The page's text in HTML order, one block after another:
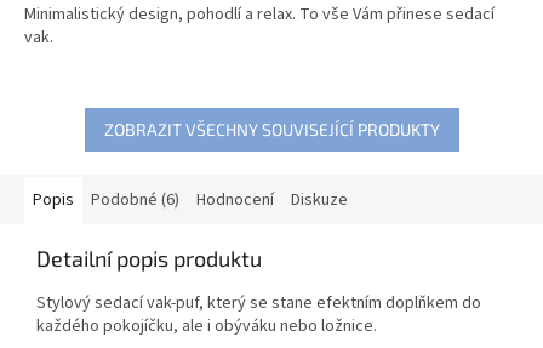
Minimalistický design, pohodlí a relax. To vše Vám přinese sedací
vak.
ZOBRAZIT VŠECHNY SOUVISEJÍCÍ PRODUKTY
Popis Podobné (6) Hodnocení Diskuze
Detailní popis produktu
Stylový sedací vak-puf, který se stane efektním doplňkem do
každého pokojíčku, ale i obýváku nebo ložnice.